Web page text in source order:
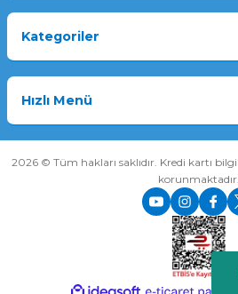
Kategoriler
Hızlı Menü
2026 © Tüm hakları saklıdır. Kredi kartı
korunmaktadır.
ideasoft